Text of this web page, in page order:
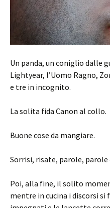
Un panda, un coniglio dalle
Lightyear, l’Uomo Ragno,
e tre in incognito.
La solita fida Canon al collo.
Buone cose da mangiare.
Sorrisi, risate, parole, parole
Poi, alla fine, il solito
mentre in cucina i discorsi si